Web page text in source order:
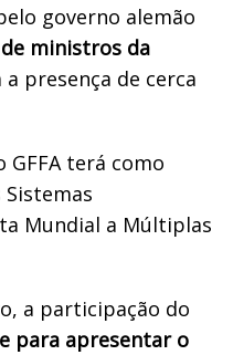
governo alemão
ministros da
presença de cerca
GFFA terá como
Mundial a Múltiplas
a participação do
para apresentar o